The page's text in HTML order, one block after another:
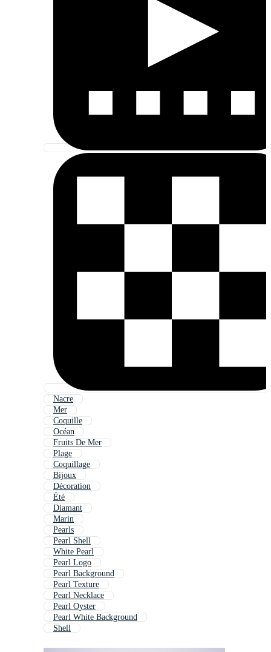
Nacre
Mer
Coquille
Océan
Fruits De Mer
Plage
Coquillage
Bijoux
Décoration
Été
Diamant
Marin
Pearls
Pearl Shell
White Pearl
Pearl Logo
Pearl Background
Pearl Texture
Pearl Necklace
Pearl Oyster
Pearl White Background
Shell